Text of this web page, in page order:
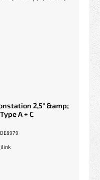
2,5" &amp;
A + C
DE8979